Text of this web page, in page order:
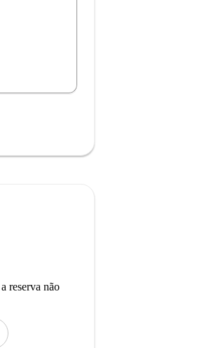
reserva não